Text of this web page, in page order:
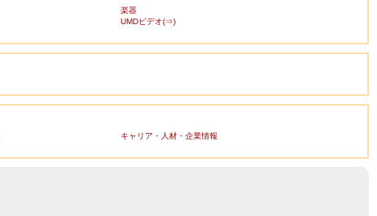
楽器
UMDビデオ(⇒)
キャリア・人材・企業情報